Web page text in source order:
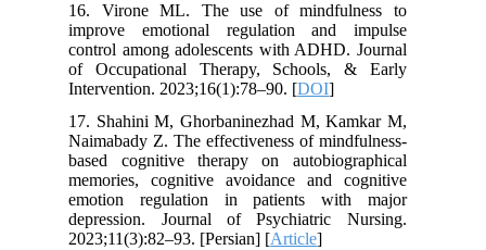
16. Virone ML. The use of mindfulness to
improve emotional regulation and impulse
control among adolescents with ADHD. Journal
of Occupational Therapy, Schools, & Early
Intervention. 2023;16(1):78–90. [DOI
17. Shahini M, Ghorbaninezhad M, Kamkar M,
Naimabady Z. The effectiveness of mindfulness-
based cognitive therapy on autobiographical
memories, cognitive avoidance and cognitive
emotion regulation in patients with major
depression. Journal of Psychiatric Nursing.
2023;11(3):82–93. [Persian] [Article